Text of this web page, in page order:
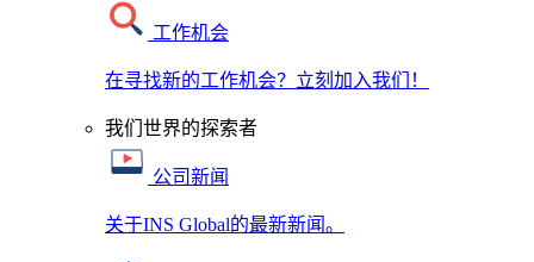
工作机会
在寻找新的工作机会？立刻加入我们！
我们世界的探索者
公司新闻
关于INS Global的最新新闻。